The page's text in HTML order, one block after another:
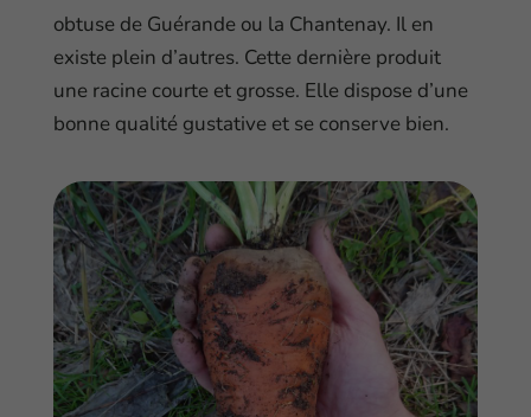
obtuse de Guérande ou la Chantenay. Il en
existe plein d’autres. Cette dernière produit
une racine courte et grosse. Elle dispose d’une
bonne qualité gustative et se conserve bien.